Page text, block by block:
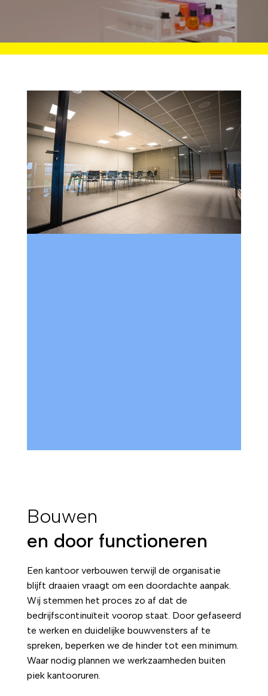
Bouwen
en door functioneren
Een kantoor verbouwen terwijl de organisatie
blijft draaien vraagt om een doordachte aanpak.
Wij stemmen het proces zo af dat de
bedrijfscontinuïteit voorop staat. Door gefaseerd
te werken en duidelijke bouwvensters af te
spreken, beperken we de hinder tot een minimum.
Waar nodig plannen we werkzaamheden buiten
piek kantooruren.